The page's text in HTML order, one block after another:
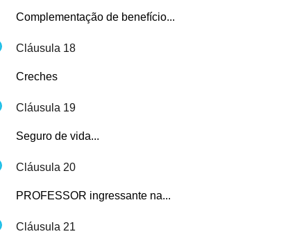
Complementação de benefício...
Cláusula 18
Creches
Cláusula 19
Seguro de vida...
Cláusula 20
PROFESSOR ingressante na...
Cláusula 21